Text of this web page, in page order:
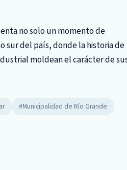
no solo un momento de
sur del país, donde la historia de
moldean el carácter de
#Municipalidad de Río Grande